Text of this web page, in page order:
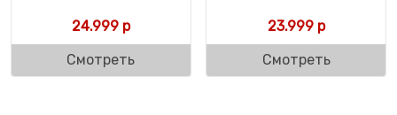
24.999р
Смотреть
23.999р
Смотреть